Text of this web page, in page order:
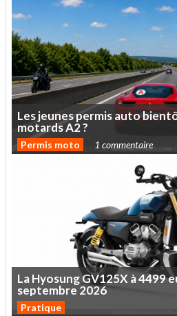
Lesjeunespermisauto
motardsA2?
Permis moto 1 commentaire
LaHyosungGV125X à4499
septembre 2026
Pratique